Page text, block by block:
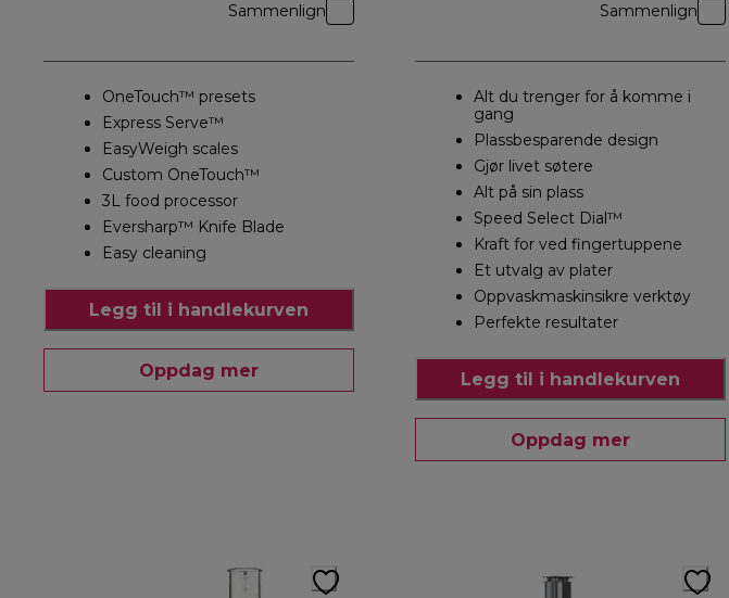
Sammenlign
OneTouch™ presets
Express Serve™
EasyWeigh scales
Custom OneTouch™
3L food processor
Eversharp™ Knife Blade
Easy cleaning
Legg til i handlekurven
Oppdag mer
Sammenlign
Alt du trenger for å komme i
gang
Plassbesparende design
Gjør livet søtere
Alt på sin plass
Speed Select Dial™
Kraft for ved fingertuppene
Et utvalg av plater
Oppvaskmaskinsikre verktøy
Perfekte resultater
Legg til i handlekurven
Oppdag mer